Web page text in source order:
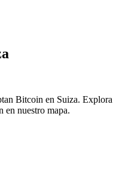
Bitcoin en Suiza. Explora
en nuestro mapa.